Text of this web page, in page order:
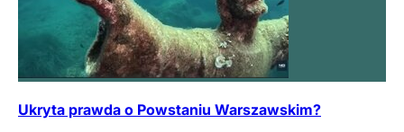
Ukryta prawda o Powstaniu Warszawskim?